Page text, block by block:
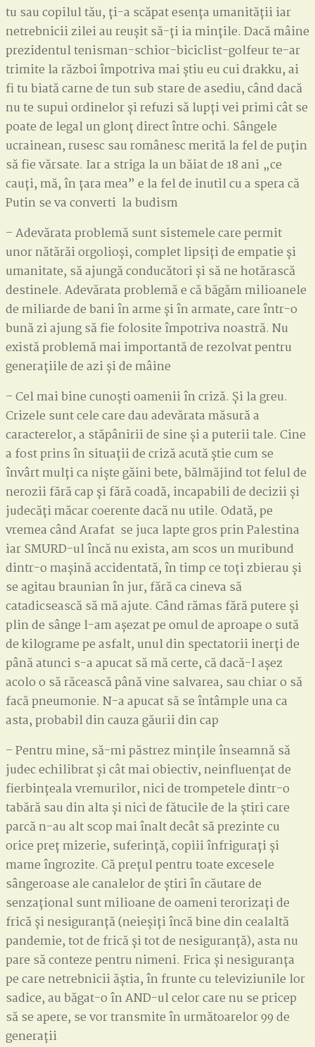
tu sau copilul tău, ți-a scăpat esența umanității iar
netrebnicii zilei au reușit să-ți ia mințile. Dacă mâine
prezidentul tenisman-schior-biciclist-golfeur te-ar
trimite la război împotriva mai știu eu cui drakku, ai
fi tu biată carne de tun sub stare de asediu, când dacă
nu te supui ordinelor și refuzi să lupți vei primi cât se
poate de legal un glonț direct între ochi. Sângele
ucrainean, rusesc sau românesc merită la fel de puțin
să fie vărsate. Iar a striga la un băiat de 18 ani „ce
cauți, mă, în țara mea” e la fel de inutil cu a spera că
Putin se va converti la budism
– Adevărata problemă sunt sistemele care permit
unor nătărăi orgolioși, complet lipsiți de empatie și
umanitate, să ajungă conducători și să ne hotărască
destinele. Adevărata problemă e că băgăm milioanele
de miliarde de bani în arme și în armate, care într-o
bună zi ajung să fie folosite împotriva noastră. Nu
există problemă mai importantă de rezolvat pentru
generațiile de azi și de mâine
– Cel mai bine cunoști oamenii în criză. Și la greu.
Crizele sunt cele care dau adevărata măsură a
caracterelor, a stăpânirii de sine și a puterii tale. Cine
a fost prins în situații de criză acută știe cum se
învârt mulți ca niște găini bete, bălmăjind tot felul de
nerozii fără cap și fără coadă, incapabili de decizii și
judecăți măcar coerente dacă nu utile. Odată, pe
vremea când Arafat se juca lapte gros prin Palestina
iar SMURD-ul încă nu exista, am scos un muribund
dintr-o mașină accidentată, în timp ce toți zbierau și
se agitau braunian în jur, fără ca cineva să
catadicsească să mă ajute. Când rămas fără putere și
plin de sânge l-am așezat pe omul de aproape o sută
de kilograme pe asfalt, unul din spectatorii inerți de
până atunci s-a apucat să mă certe, că dacă-l așez
acolo o să răcească până vine salvarea, sau chiar o să
facă pneumonie. N-a apucat să se întâmple una ca
asta, probabil din cauza găurii din cap
– Pentru mine, să-mi păstrez mințile înseamnă să
judec echilibrat și cât mai obiectiv, neinfluențat de
fierbințeala vremurilor, nici de trompetele dintr-o
tabără sau din alta și nici de fătucile de la știri care
parcă n-au alt scop mai înalt decât să prezinte cu
orice preț mizerie, suferință, copiii înfrigurați și
mame îngrozite. Că prețul pentru toate excesele
sângeroase ale canalelor de știri în căutare de
senzațional sunt milioane de oameni terorizați de
frică și nesiguranță (neieșiți încă bine din cealaltă
pandemie, tot de frică și tot de nesiguranță), asta nu
pare să conteze pentru nimeni. Frica și nesiguranța
pe care netrebnicii ăștia, în frunte cu televiziunile lor
sadice, au băgat-o în AND-ul celor care nu se pricep
să se apere, se vor transmite în următoarelor 99 de
generații